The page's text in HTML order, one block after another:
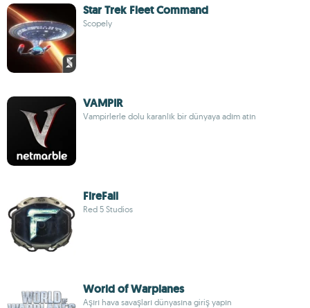
Star Trek Fleet Command
Scopely
VAMPIR
Vampirlerle dolu karanlık bir dünyaya adım atın
FireFall
Red 5 Studios
World of Warplanes
Aşırı hava savaşları dünyasına giriş yapın